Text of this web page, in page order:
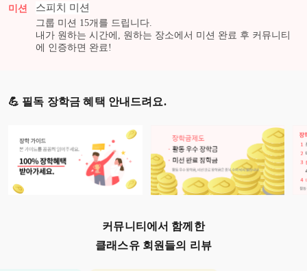
미션 스피치 미션
그룹 미션 15개를 드립니다.
내가 원하는 시간에, 원하는 장소에서 미션 완료 후 커뮤니티
에 인증하면 완료!
💪 필독 장학금 혜택 안내드려요.
커뮤니티에서 함께한
클래스유 회원들의 리뷰